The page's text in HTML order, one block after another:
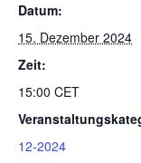
Datum:
15. Dezember 2024
Zeit:
15:00 CET
12-2024